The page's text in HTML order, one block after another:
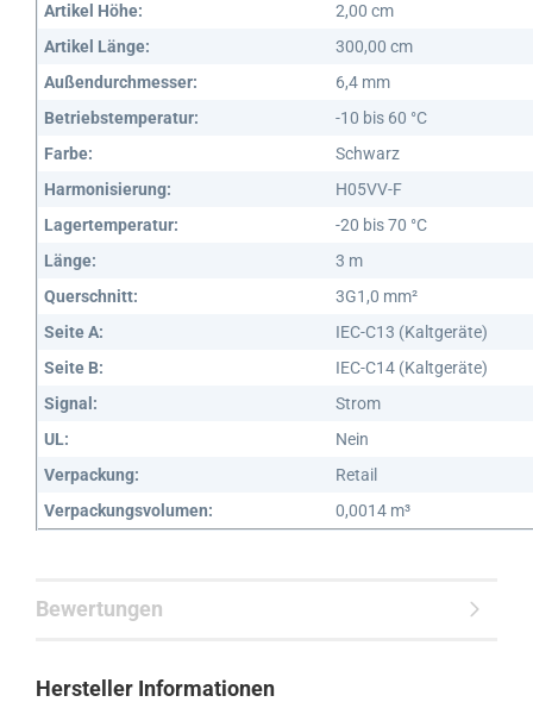
Artikel Höhe:
2,00 cm
Artikel Länge:
300,00 cm
Außendurchmesser:
6,4 mm
Betriebstemperatur:
-10 bis 60 °C
Farbe:
Schwarz
Harmonisierung:
H05VV-F
Lagertemperatur:
-20 bis 70 °C
Länge:
3 m
Querschnitt:
3G1,0 mm²
Seite A:
IEC-C13 (Kaltgeräte)
Seite B:
IEC-C14 (Kaltgeräte)
Signal:
Strom
UL:
Nein
Verpackung:
Retail
Verpackungsvolumen:
0,0014 m³
Bewertungen
Hersteller Informationen